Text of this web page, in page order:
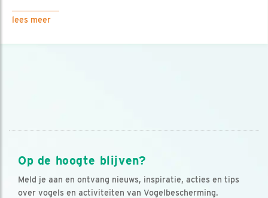
lees meer
Op de hoogte blijven?
Meld je aan en ontvang nieuws, inspiratie, acties en tips
over vogels en activiteiten van Vogelbescherming.